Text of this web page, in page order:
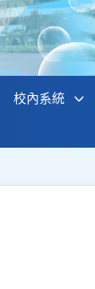
校內系統